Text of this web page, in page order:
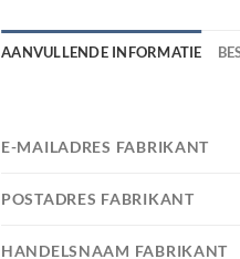
AANVULLENDE INFORMATIE
E-MAILADRES FABRIKANT
POSTADRES FABRIKANT
HANDELSNAAM FABRIKANT